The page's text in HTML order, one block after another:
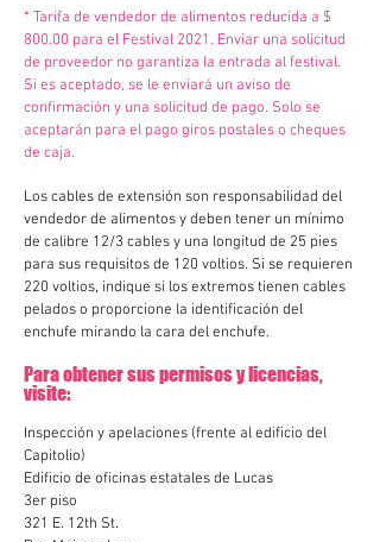
* Tarifa de vendedor de alimentos reducida a $
800.00 para el Festival 2021. Enviar una solicitud
de proveedor no garantiza la entrada al festival.
Si es aceptado, se le enviará un aviso de
confirmación y una solicitud de pago. Solo se
aceptarán para el pago giros postales o cheques
de caja.
Los cables de extensión son responsabilidad del
vendedor de alimentos y deben tener un mínimo
de calibre 12/3 cables y una longitud de 25 pies
para sus requisitos de 120 voltios. Si se requieren
220 voltios, indique si los extremos tienen cables
pelados o proporcione la identificación del
enchufe mirando la cara del enchufe.
Para obtener sus permisos y licencias,
visite:
Inspección y apelaciones (frente al edificio del
Capitolio)
Edificio de oficinas estatales de Lucas
3er piso
321 E. 12th St.